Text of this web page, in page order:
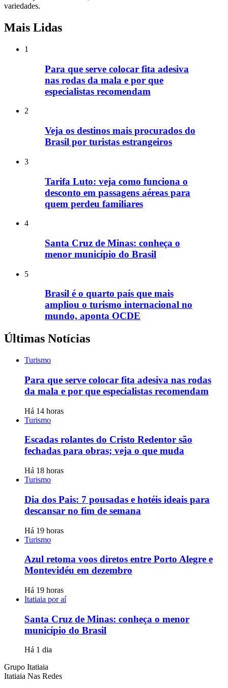
variedades.
Mais Lidas
1
Para que serve colocar fita adesiva
nas rodas da mala e por que
especialistas recomendam
2
Veja os destinos mais procurados do
Brasil por turistas estrangeiros
3
Tarifa Luto: veja como funciona o
desconto em passagens aéreas para
quem perdeu familiares
4
Santa Cruz de Minas: conheça o
menor município do Brasil
5
Brasil é o quarto país que mais
ampliou o turismo internacional no
mundo, aponta OCDE
Últimas Notícias
Turismo
Para que serve colocar fita adesiva nas rodas
da mala e por que especialistas recomendam
Há 14 horas
Turismo
Escadas rolantes do Cristo Redentor são
fechadas para obras; veja o que muda
Há 18 horas
Turismo
Dia dos Pais: 7 pousadas e hotéis ideais para
descansar no fim de semana
Há 19 horas
Turismo
Azul retoma voos diretos entre Porto Alegre e
Montevidéu em dezembro
Há 19 horas
Itatiaia por aí
Santa Cruz de Minas: conheça o menor
município do Brasil
Há 1 dia
Grupo Itatiaia
Itatiaia Nas Redes